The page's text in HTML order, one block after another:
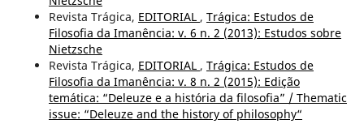
Revista Trágica, EDITORIAL , Trágica: Estudos de
Filosofia da Imanência: v. 6 n. 2 (2013): Estudos sobre
Nietzsche
Revista Trágica, EDITORIAL , Trágica: Estudos de
Filosofia da Imanência: v. 8 n. 2 (2015): Edição
temática: “Deleuze e a história da filosofia” / Thematic
issue: “Deleuze and the history of philosophy“